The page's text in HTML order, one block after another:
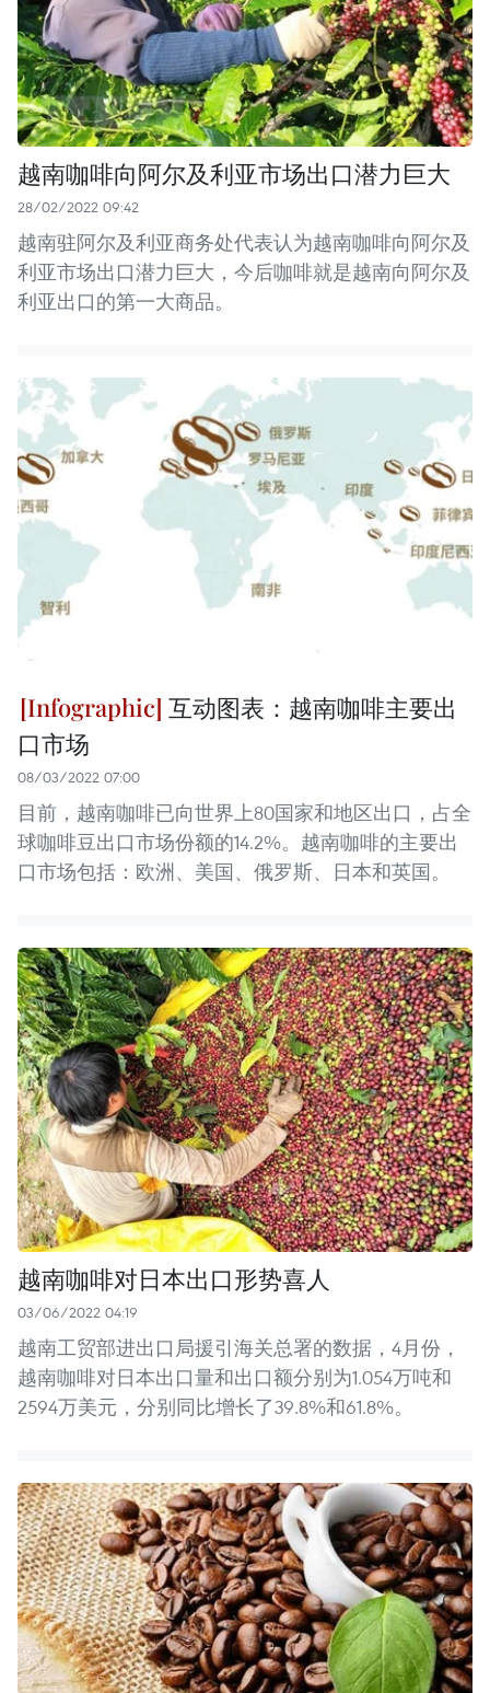
越南咖啡向阿尔及利亚市场出口潜力巨大
28/02/2022 09:42
越南驻阿尔及利亚商务处代表认为越南咖啡向阿尔及
利亚市场出口潜力巨大，今后咖啡就是越南向阿尔及
利亚出口的第一大商品。
互动图表：越南咖啡主要出
口市场
08/03/2022 07:00
目前，越南咖啡已向世界上80国家和地区出口，占全
球咖啡豆出口市场份额的14.2%。越南咖啡的主要出
口市场包括：欧洲、美国、俄罗斯、日本和英国。
越南咖啡对日本出口形势喜人
03/06/2022 04:19
越南工贸部进出口局援引海关总署的数据，4月份，
越南咖啡对日本出口量和出口额分别为1.054万吨和
2594万美元，分别同比增长了39.8%和61.8%。